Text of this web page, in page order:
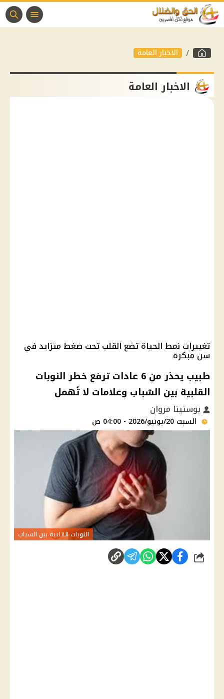
الاخبار العامة
الاخبار العامة
تغييرات نمط الحياة تضع القلب تحت ضغط متزايد في
سن مبكرة
طبيب يحذر من 6 عادات ترفع خطر النوبات
القلبية بين الشباب وعلامات لا تُهمل
يوستينا مروان
السبت 20/يونيو/2026 - 04:00 ص
النوبات القلبية بين الشباب
شارك